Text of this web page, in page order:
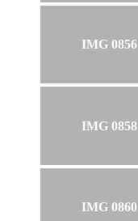
IMG 0856
IMG 0858
IMG 0860